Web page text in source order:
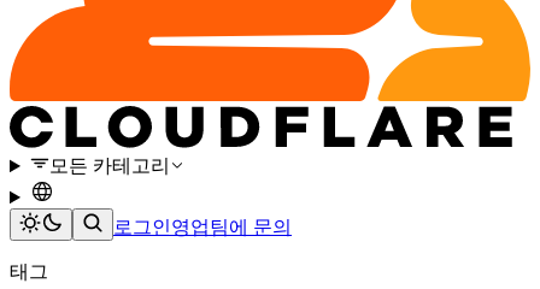
모든 카테고리
로그인영업팀에 문의
태그